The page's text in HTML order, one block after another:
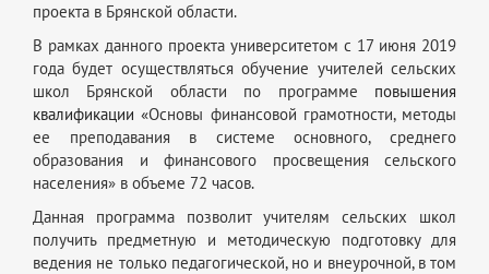
проекта в Брянской области.
В рамках данного проекта университетом с 17 июня 2019
года будет осуществляться обучение учителей сельских
школ Брянской области по программе повышения
квалификации «Основы финансовой грамотности, методы
ее преподавания в системе основного, среднего
образования и финансового просвещения сельского
населения» в объеме 72 часов.
Данная программа позволит учителям сельских школ
получить предметную и методическую подготовку для
ведения не только педагогической, но и внеурочной, в том